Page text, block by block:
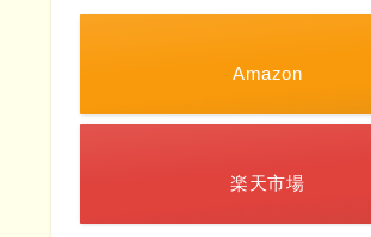
Amazon
楽天市場